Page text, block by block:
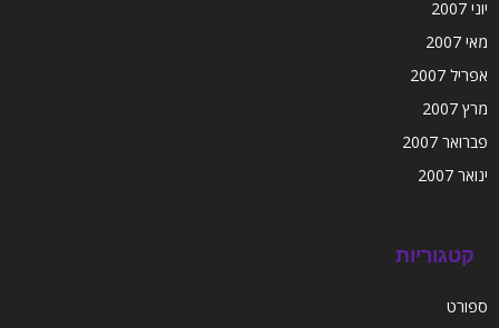
יוני 2007
מאי 2007
אפריל 2007
מרץ 2007
פברואר 2007
ינואר 2007
קטגוריות
ספורט